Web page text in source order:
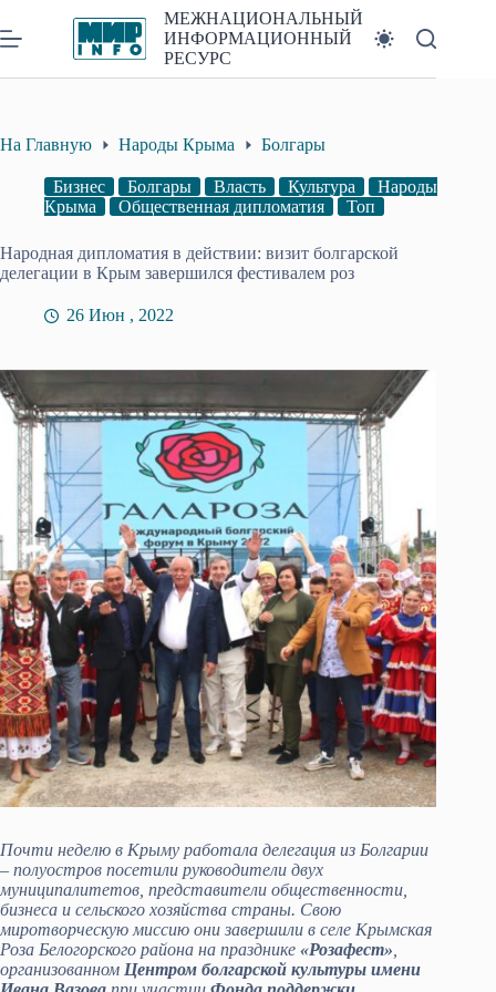
к
сути
МЕЖНАЦИОНАЛЬНЫЙ
ИНФОРМАЦИОННЫЙ
РЕСУРС
На Главную Народы Крыма Болгары
Бизнес Болгары Власть Культура
Народы
Крыма
Общественная дипломатия Топ
Народная дипломатия в действии: визит болгарской
делегации в Крым завершился фестивалем роз
26 Июн , 2022
Почти неделю в Крыму работала делегация из Болгарии
– полуостров посетили руководители двух
муниципалитетов, представители общественности,
бизнеса и сельского хозяйства страны. Свою
миротворческую миссию они завершили в селе Крымская
Роза Белогорского района на празднике «Розафест»
организованном Центром болгарской культуры имени